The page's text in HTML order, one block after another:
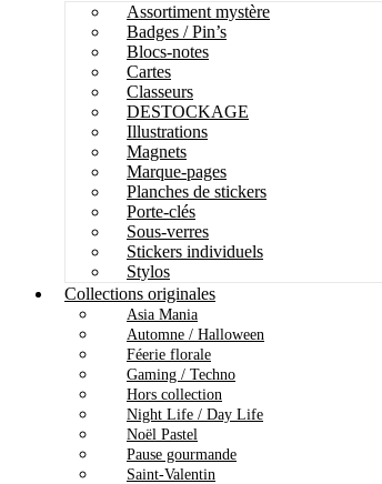
Assortiment mystère
Badges / Pin’s
Blocs-notes
Cartes
Classeurs
DESTOCKAGE
Illustrations
Magnets
Marque-pages
Planches de stickers
Porte-clés
Sous-verres
Stickers individuels
Stylos
Collections originales
Asia Mania
Automne / Halloween
Féerie florale
Gaming / Techno
Hors collection
Night Life / Day Life
Noël Pastel
Pause gourmande
Saint-Valentin